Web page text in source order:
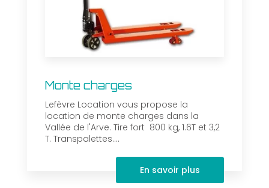
Monte charges
Lefèvre Location vous propose la
location de monte charges dans la
Vallée de l'Arve. Tire fort 800 kg, 1.6T et 3,2
T. Transpalettes....
En savoir plus